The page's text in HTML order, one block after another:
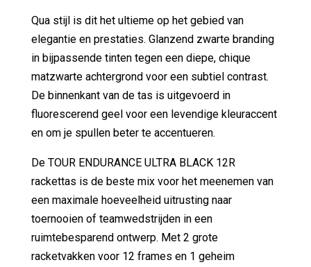
Qua stijl is dit het ultieme op het gebied van
elegantie en prestaties. Glanzend zwarte branding
in bijpassende tinten tegen een diepe, chique
matzwarte achtergrond voor een subtiel contrast.
De binnenkant van de tas is uitgevoerd in
fluorescerend geel voor een levendige kleuraccent
en om je spullen beter te accentueren.
De TOUR ENDURANCE ULTRA BLACK 12R
rackettas is de beste mix voor het meenemen van
een maximale hoeveelheid uitrusting naar
toernooien of teamwedstrijden in een
ruimtebesparend ontwerp. Met 2 grote
racketvakken voor 12 frames en 1 geheim